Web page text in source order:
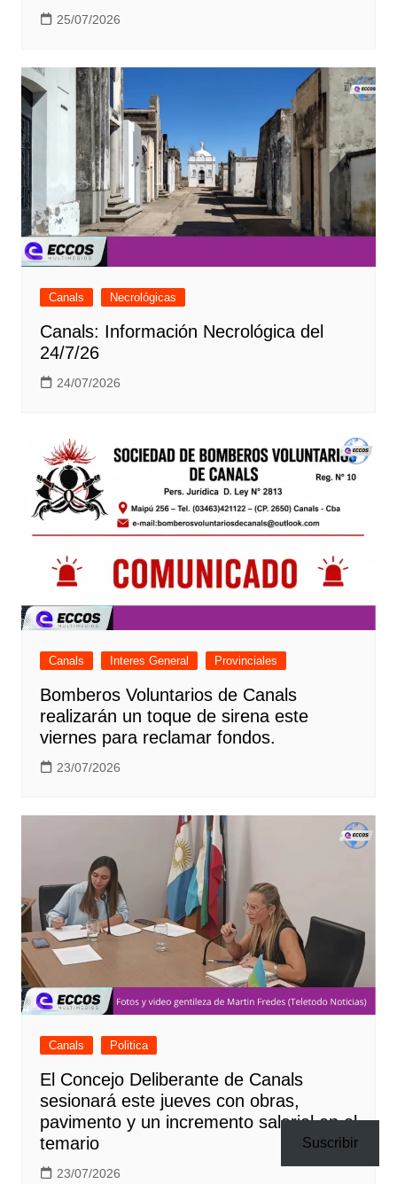
25/07/2026
Canals Necrológicas
Canals: Información Necrológica del
24/7/26
24/07/2026
Canals Interes General Provinciales
Bomberos Voluntarios de Canals
realizarán un toque de sirena este
viernes para reclamar fondos.
23/07/2026
Canals Politica
El Concejo Deliberante de Canals
sesionará este jueves con obras,
pavimento y un incremento salarial en el
temario
23/07/2026
Suscribir